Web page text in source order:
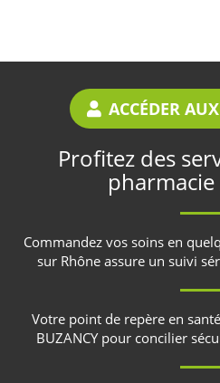
ACCÉDER
Profitez des
Commandez vos soins en
sur Rhôneassure un suivi
Votre point de repère en
BUZANCYpour concilier